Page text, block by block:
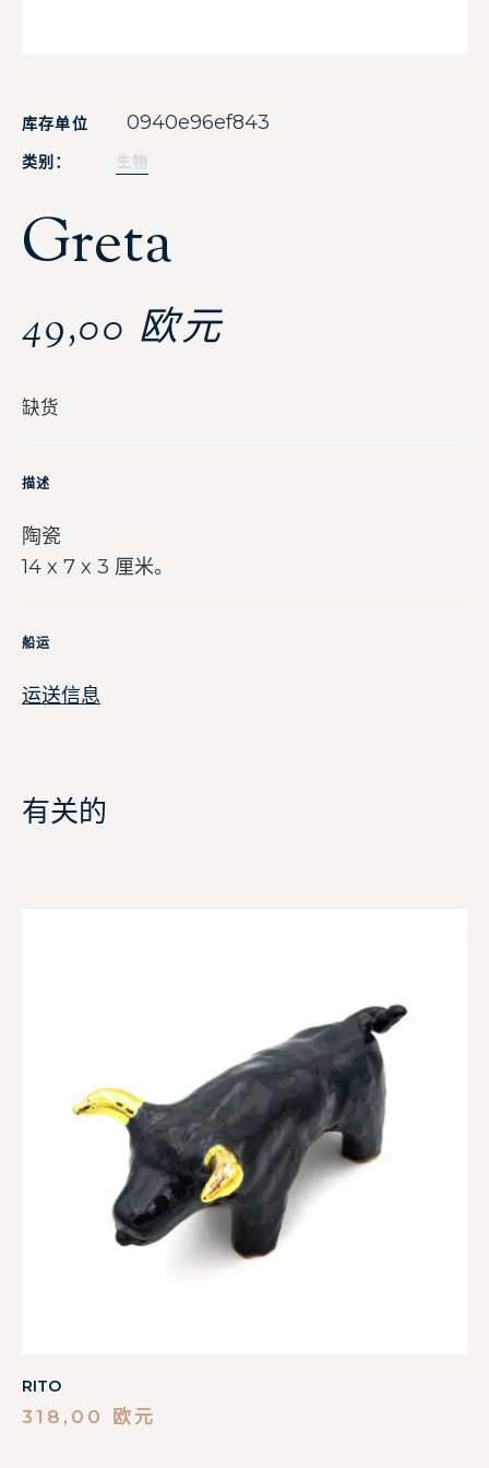
库存单位 0940e96ef843
类别： 生物
Greta
49,00 欧元
缺货
描述
陶瓷
14 x 7 x 3 厘米。
船运
运送信息
有关的
RITO
318,00 欧元